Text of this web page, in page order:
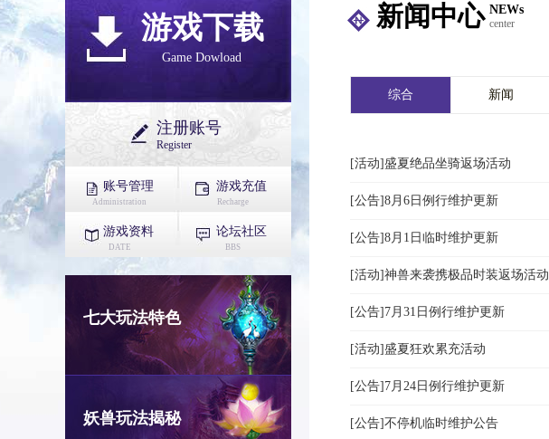
游戏下载
Game Dowload
注册账号
Register
账号管理
Administration
游戏充值
Recharge
游戏资料
DATE
论坛社区
BBS
七大玩法特色
妖兽玩法揭秘
新闻中心 NEWs
center
综合 新闻
[活动]盛夏绝品坐骑返场活动
[公告]8月6日例行维护更新
[公告]8月1日临时维护更新
[活动]神兽来袭携极品时装返场活动
[公告]7月31日例行维护更新
[活动]盛夏狂欢累充活动
[公告]7月24日例行维护更新
[公告]不停机临时维护公告